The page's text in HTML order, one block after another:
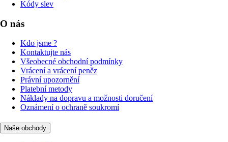
Kódy slev
O nás
Kdo jsme ?
Kontaktujte nás
Všeobecné obchodní podmínky
Vrácení a vrácení peněz
Právní upozornění
Platební metody
Náklady na dopravu a možnosti doručení
Oznámení o ochraně soukromí
Naše obchody